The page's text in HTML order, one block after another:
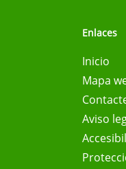
Enlaces
Inicio
Mapa
Aviso